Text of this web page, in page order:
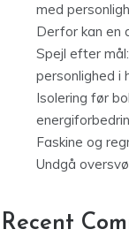
med
Derfor kan en
Spejl efter
personlighed i
Isolering før
Faskine og
Undgå
Recent